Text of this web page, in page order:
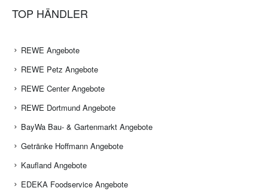
TOP HÄNDLER
REWE Angebote
REWE Petz Angebote
REWE Center Angebote
REWE Dortmund Angebote
BayWa Bau- & Gartenmarkt Angebote
Getränke Hoffmann Angebote
Kaufland Angebote
EDEKA Foodservice Angebote